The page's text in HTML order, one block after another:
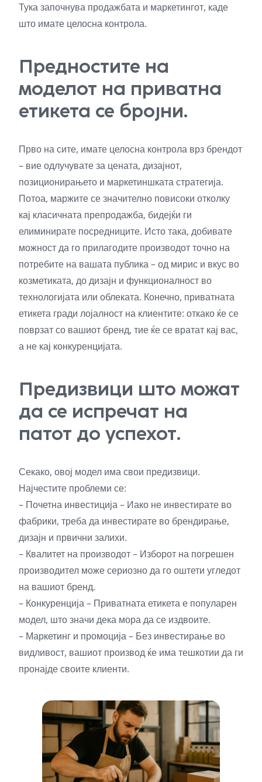
Тука започнува продажбата и маркетингот, каде
што имате целосна контрола.
Предностите на
моделот на приватна
етикета се бројни.
Прво на сите, имате целосна контрола врз брендот
– вие одлучувате за цената, дизајнот,
позиционирањето и маркетиншката стратегија.
Потоа, маржите се значително повисоки отколку
кај класичната препродажба, бидејќи ги
елиминирате посредниците. Исто така, добивате
можност да го прилагодите производот точно на
потребите на вашата публика – од мирис и вкус во
козметиката, до дизајн и функционалност во
технологијата или облеката. Конечно, приватната
етикета гради лојалност на клиентите: откако ќе се
поврзат со вашиот бренд, тие ќе се вратат кај вас,
а не кај конкуренцијата.
Предизвици што можат
да се испречат на
патот до успехот.
Секако, овој модел има свои предизвици.
Најчестите проблеми се:
– Почетна инвестиција – Иако не инвестирате во
фабрики, треба да инвестирате во брендирање,
дизајн и првични залихи.
– Квалитет на производот – Изборот на погрешен
производител може сериозно да го оштети угледот
на вашиот бренд.
– Конкуренција – Приватната етикета е популарен
модел, што значи дека мора да се издвоите.
– Маркетинг и промоција – Без инвестирање во
видливост, вашиот производ ќе има тешкотии да ги
пронајде своите клиенти.